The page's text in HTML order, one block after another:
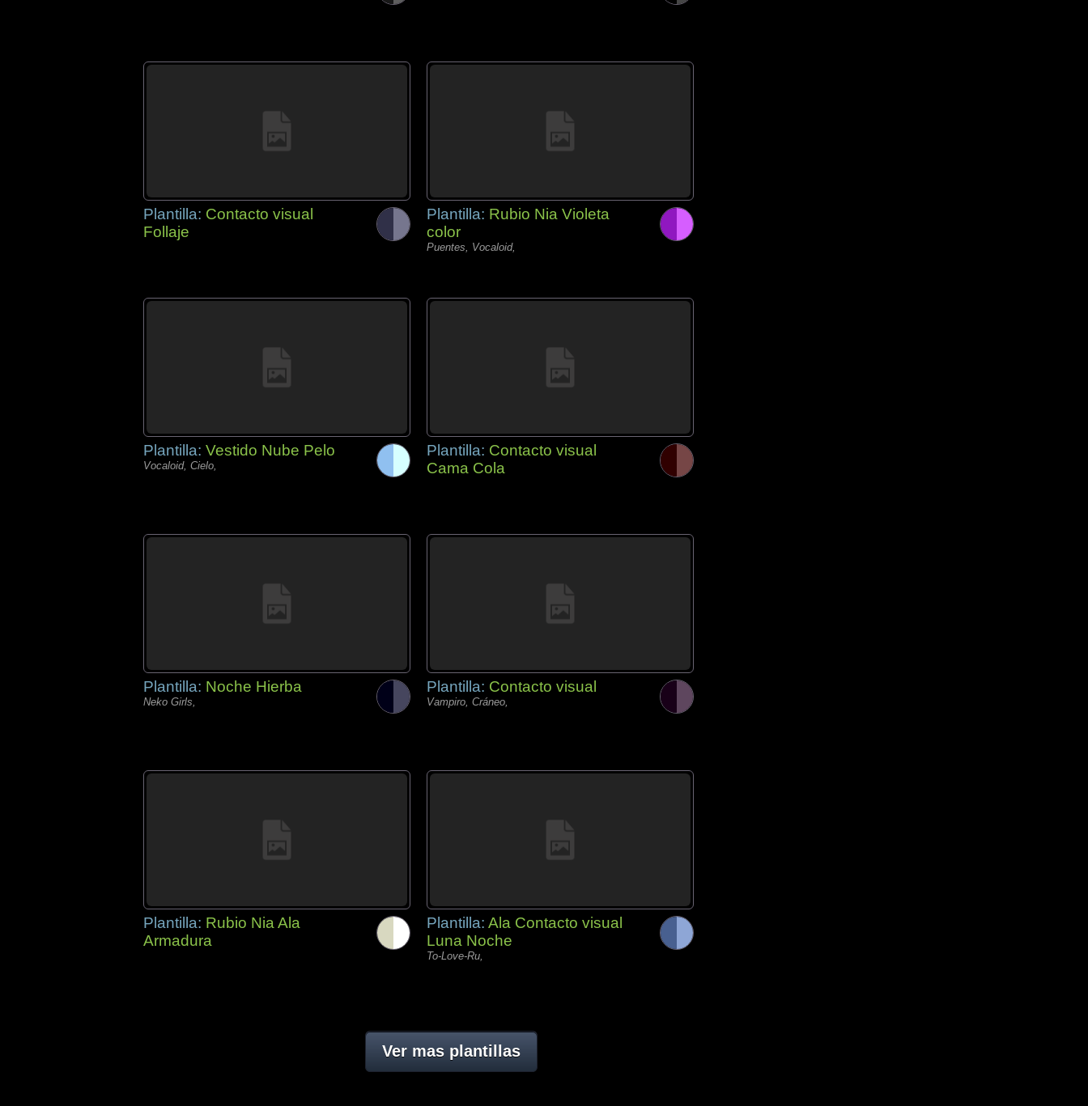
Plantilla: Contacto visual
Follaje
Plantilla: Rubio Nia Violeta
color
Puentes, Vocaloid,
Plantilla: Vestido Nube Pelo
Vocaloid, Cielo,
Plantilla: Contacto visual
Cama Cola
Plantilla: Noche Hierba
Neko Girls,
Plantilla: Contacto visual
Vampiro, Cráneo,
Plantilla: Rubio Nia Ala
Armadura
Plantilla: Ala Contacto visual
Luna Noche
To-Love-Ru,
Ver mas plantillas